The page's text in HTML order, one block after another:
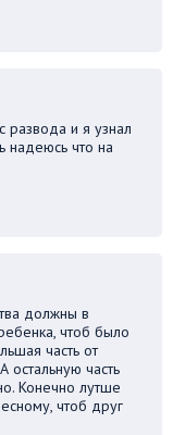
развода и я узнал
надеюсь что на
должны в
чтоб было
часть от
часть
Конечно лутше
чтоб друг